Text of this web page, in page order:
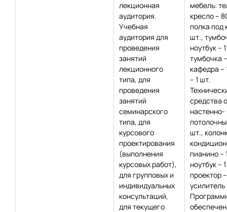
лекционная
аудитория.
Учебная
аудитория для
проведения
занятий
лекционного
типа, для
проведения
занятий
семинарского
типа, для
курсового
проектирования
(выполнения
курсовых работ),
для групповых и
индивидуальных
консультаций,
для текущего
мебель:
кресло –
полка под
шт.,
ноутбук –
тумбочка
кафедра –
– 1 шт.
средства
настенно-
шт.,
пианино –
ноутбук –
проектор
усилитель